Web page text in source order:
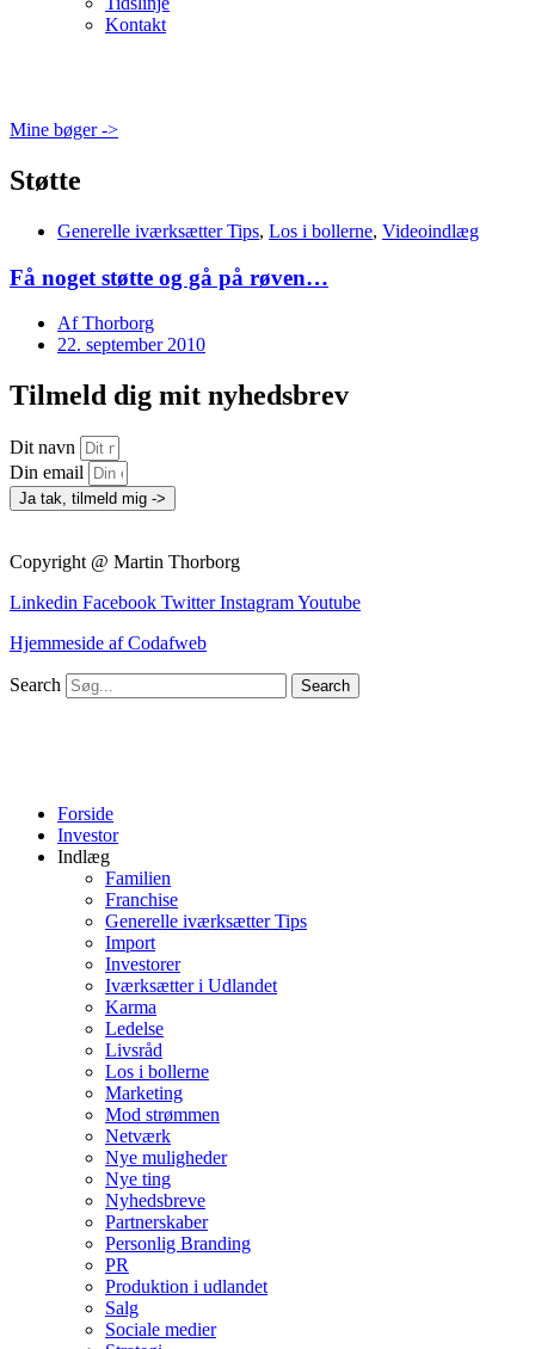
Kontakt
Mine bøger ->
Støtte
Generelle iværksætter Tips, Los i bollerne, Videoindlæg
Få noget støtte og gå på røven…
AfThorborg
22. september 2010
Tilmeld dig mit nyhedsbrev
Dit navn
Din email
Ja tak, tilmeld mig ->
Copyright @ Martin Thorborg
Linkedin Facebook Twitter InstagramYoutube
Hjemmeside af Codafweb
Search Search
Forside
Investor
Indlæg
Familien
Franchise
Generelle iværksætter Tips
Import
Investorer
Iværksætter i Udlandet
Karma
Ledelse
Livsråd
Los i bollerne
Marketing
Mod strømmen
Netværk
Nye muligheder
Nye ting
Nyhedsbreve
Partnerskaber
Personlig Branding
PR
Produktion i udlandet
Salg
Sociale medier